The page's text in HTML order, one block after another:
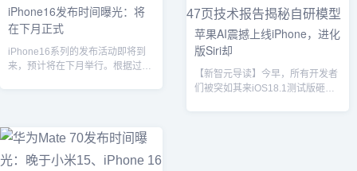
仿冒苹果商品联系起...
iPhone16发布时间曝光：将
在下月正式
iPhone16系列的发布活动即将到
来，预计将在下月举行。根据过往
苹果AI震撼上线iPhone，进化
版Siri却
【新智元导读】今早，所有开发者
们被突如其来iOS18.1测试版砸晕